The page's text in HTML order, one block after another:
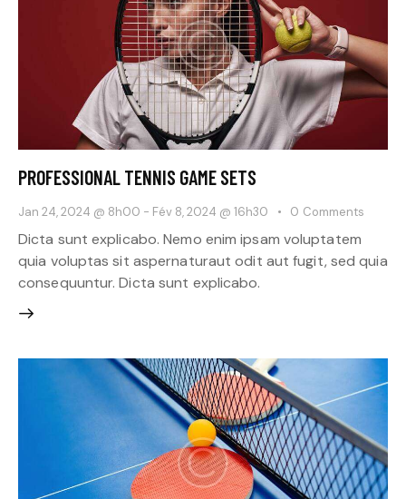
PROFESSIONAL TENNIS GAME SETS
Jan 24, 2024 @ 8h00 - Fév 8, 2024 @ 16h30 0 Comments
Dicta sunt explicabo. Nemo enim ipsam voluptatem
quia voluptas sit aspernaturaut odit aut fugit, sed quia
consequuntur. Dicta sunt explicabo.